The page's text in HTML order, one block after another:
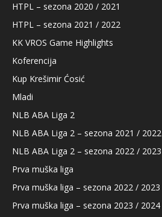
HTPL – sezona 2020 / 2021
HTPL – sezona 2021 / 2022
KK VROS Game Highlights
Koferencija
Kup Krešimir Ćosić
Mladi
NLB ABA Liga 2
NLB ABA Liga 2 – sezona 2021 / 2022
NLB ABA Liga 2 – sezona 2022 / 2023
Prva muška liga
Prva muška liga – sezona 2022 / 2023
Prva muška liga – sezona 2023 / 2024